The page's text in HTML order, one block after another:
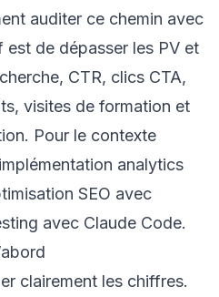
auditer ce chemin avec
est de dépasser les PV et
CTR, clics CTA,
visites de formation et
Pour le contexte
analytics
SEO avec
avec Claude Code.
clairement les chiffres.